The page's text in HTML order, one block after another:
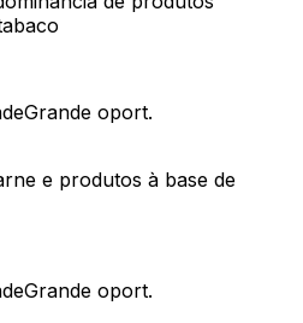
Grande oport.
e produtos à base de
Grande oport.